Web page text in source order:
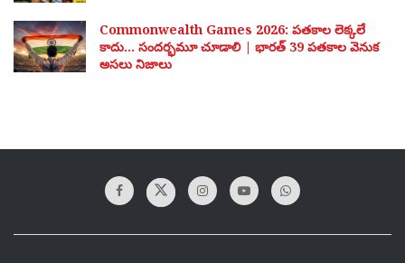
Commonwealth Games 2026: పతకాల లెక్కలే
కాదు… సందర్భమూ చూడాలి | భారత్ 39 పతకాల వెనుక
అసలు నిజాలు